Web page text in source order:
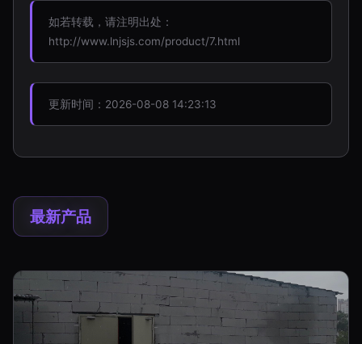
如若转载，请注明出处：
http://www.lnjsjs.com/product/7.html
更新时间：2026-08-08 14:23:13
最新产品